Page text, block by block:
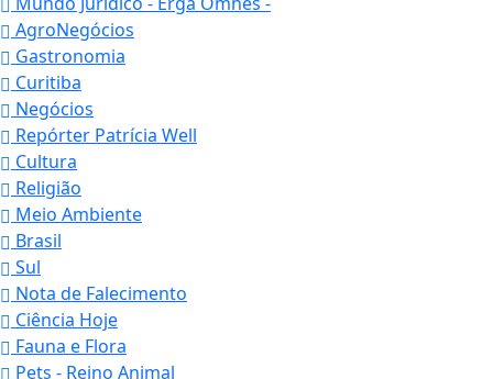
AgroNegócios
Gastronomia
Curitiba
Negócios
Repórter Patrícia Well
Cultura
Religião
Meio Ambiente
Brasil
Sul
Nota de Falecimento
Ciência Hoje
Fauna e Flora
Pets - Reino Animal